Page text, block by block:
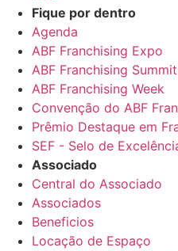
Fique por dentro
Agenda
ABF Franchising Expo
ABF Franchising
ABF Franchising Week
Convenção do ABF
Prêmio Destaque em
SEF - Selo de
Associado
Central do Associado
Associados
Beneficios
Locação de Espaço